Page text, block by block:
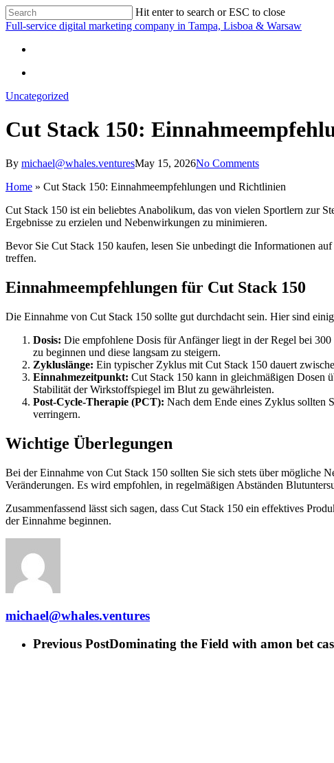
Skip
to
content
Hit enter to search or ESC to close
Close
Full-service digital marketing company in Tampa, Lisboa & Warsaw
search
Uncategorized
Cut Stack 150:
By michael@whales.venturesMay 15, 2026No Comments
Home » Cut Stack 150: Einnahmeempfehlungen und Richtlinien
Cut Stack 150 ist ein beliebtes Anabolikum, das von vielen Sportlern zur
Ergebnisse zu erzielen und Nebenwirkungen zu minimieren.
Bevor Sie Cut Stack 150 kaufen, lesen Sie unbedingt die Informationen auf
treffen.
Einnahmeempfehlungen für Cut Stack 150
Die Einnahme von Cut Stack 150 sollte gut durchdacht sein. Hier sind
Dosis: Die empfohlene Dosis für Anfänger liegt in der Regel bei
zu beginnen und diese langsam zu steigern.
Zykluslänge: Ein typischer Zyklus mit Cut Stack 150 dauert
Einnahmezeitpunkt: Cut Stack 150 kann in gleichmäßigen Dosen
Stabilität der Wirkstoffspiegel im Blut zu gewährleisten.
Post-Cycle-Therapie (PCT): Nach dem Ende eines Zyklus sollten
verringern.
Wichtige Überlegungen
Bei der Einnahme von Cut Stack 150 sollten Sie sich stets über mögliche
Veränderungen. Es wird empfohlen, in regelmäßigen Abständen
Zusammenfassend lässt sich sagen, dass Cut Stack 150 ein effektives
der Einnahme beginnen.
michael@whales.ventures
Previous PostDominating the Field with amon bet